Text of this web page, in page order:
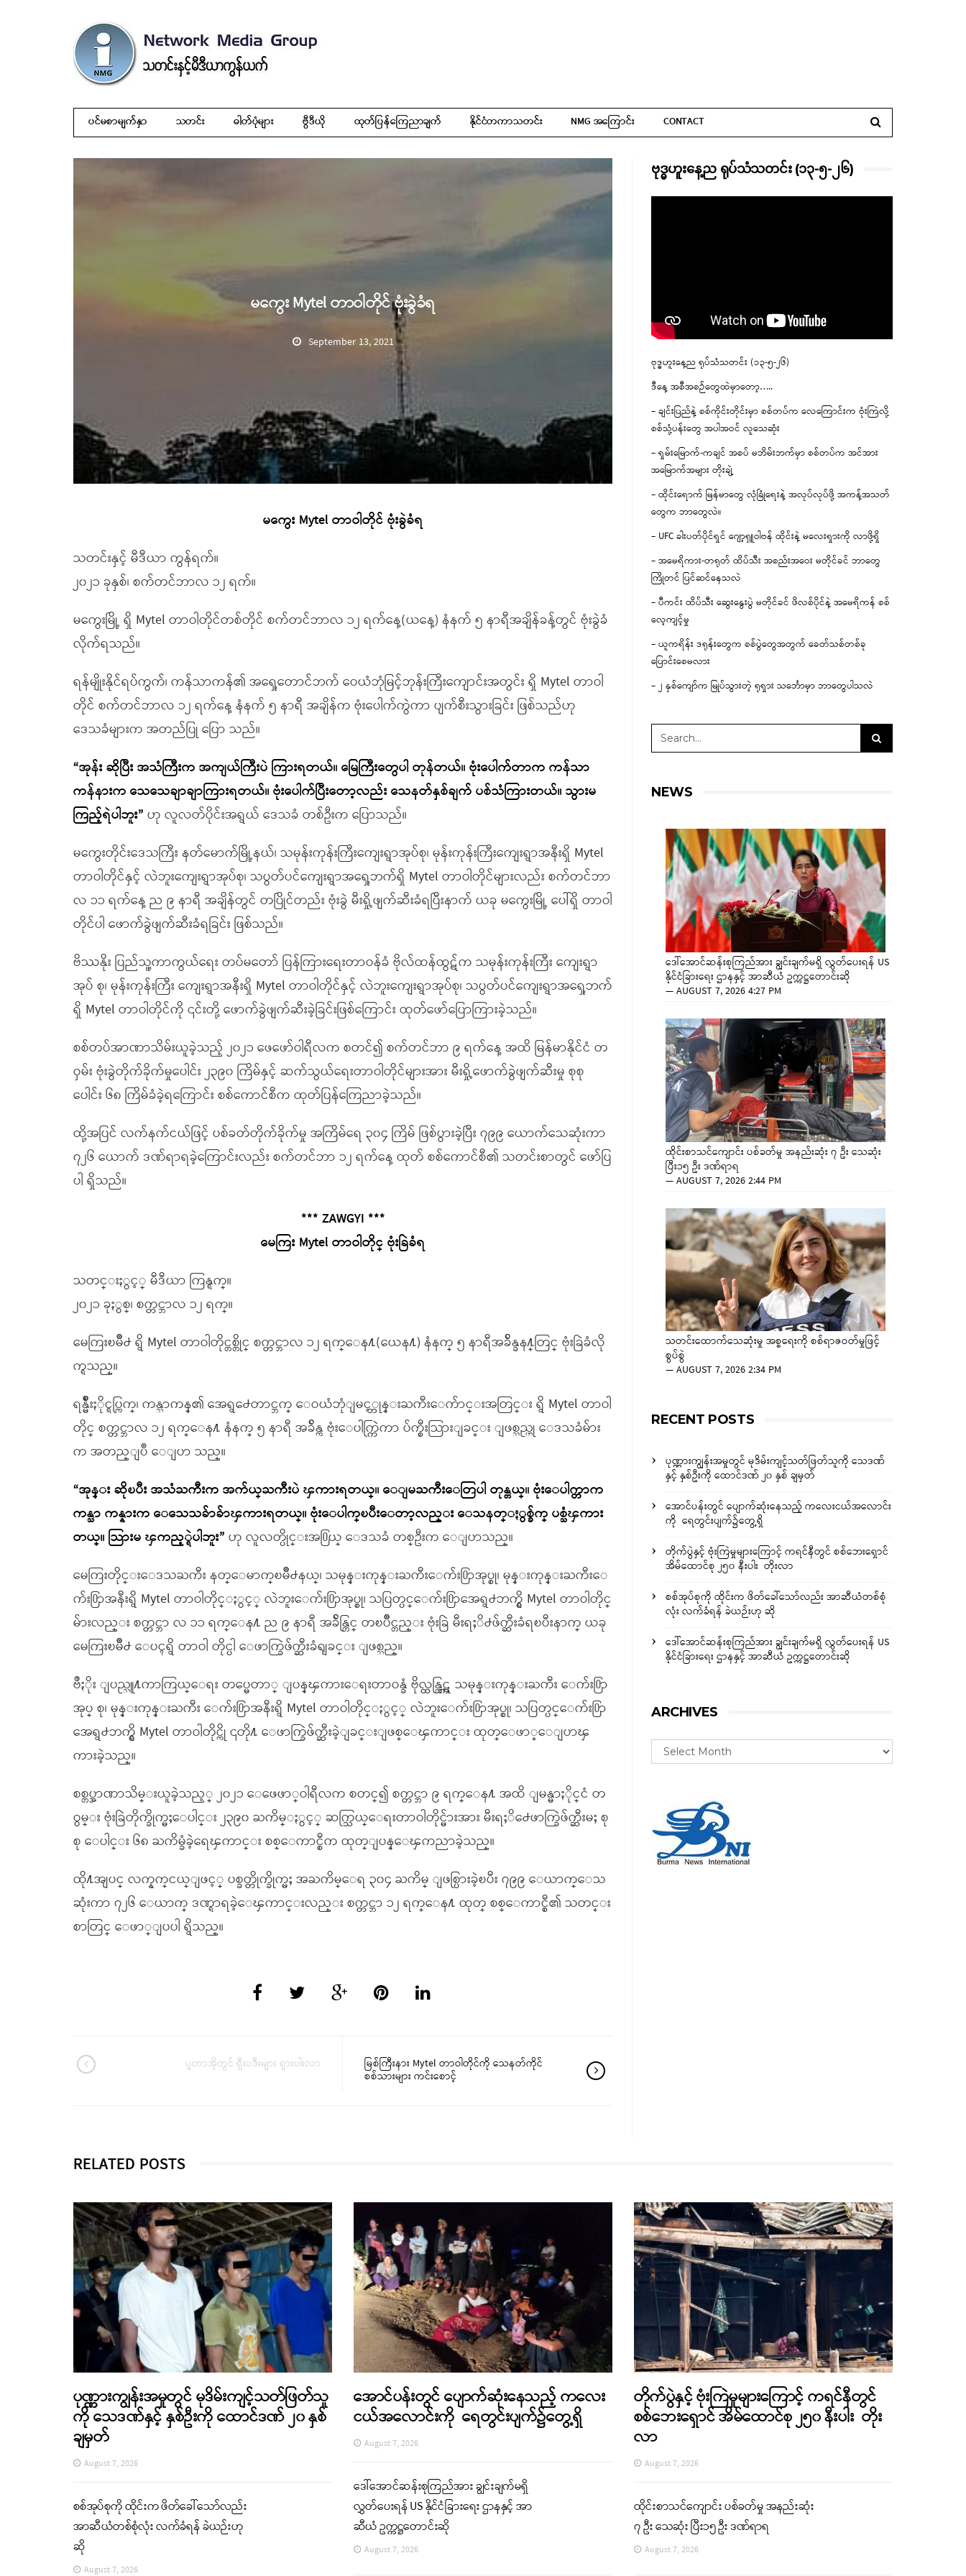
ပင်မစာမျက်နှာ သတင်း ဓါတ်ပုံများ ဗွီဒီယို ထုတ်ပြန်ကြေညာချက် နိုင်ငံတကာသတင်း NMG အကြောင်း CONTACT
မကွေး Mytel တာဝါတိုင် ဗုံးခွဲခံရ
September 13, 2021
မကွေး Mytel တာဝါတိုင် ဗုံးခွဲခံရ
သတင်းနှင့် မီဒီယာ ကွန်ရက်။
၂၀၂၁ ခုနှစ်၊ စက်တင်ဘာလ ၁၂ ရက်။
မကွေးမြို့ ရှိ Mytel တာဝါတိုင်တစ်တိုင် စက်တင်ဘာလ ၁၂ ရက်နေ့(ယနေ့) နံနက် ၅ နာရီအချိန်ခန့်တွင် ဗုံးခွဲခံ
လိုက်ရသည်။
ရန်မျိုးနိုင်ရပ်ကွက်၊ ကန်သာကန်၏ အရှေ့တောင်ဘက် ဝေယံဘုံမြင့်ဘုန်းကြီးကျောင်းအတွင်း ရှိ Mytel တာဝါ
တိုင် စက်တင်ဘာလ ၁၂ ရက်နေ့ နံနက် ၅ နာရီ အချိန်က ဗုံးပေါက်ကွဲကာ ပျက်စီးသွားခြင်း ဖြစ်သည်ဟု
ဒေသခံများက အတည်ပြု ပြော သည်။
“အုန်း ဆိုပြီး အသံကြီးက အကျယ်ကြီးပဲ ကြားရတယ်၊၊ မြေကြီးတွေပါ တုန်တယ်၊၊ ဗုံးပေါက်တာက ကန်သာ
ကန်နားက သေသေချာချာကြားရတယ်။ ဗုံးပေါက်ပြီးတော့လည်း သေနတ်နှစ်ချက် ပစ်သံကြားတယ်။ သွားမ
ကြည့်ရဲပါဘူး” ဟု လူလတ်ပိုင်းအရွယ် ဒေသခံ တစ်ဦးက ပြောသည်။
မကွေးတိုင်းဒေသကြီး နတ်မောက်မြို့နယ်၊ သမုန်းကုန်းကြီးကျေးရွာအုပ်စု၊ မုန်းကုန်းကြီးကျေးရွာအနီးရှိ Mytel
တာဝါတိုင်နှင့် လဲဘူးကျေးရွာအုပ်စု၊ သပွတ်ပင်ကျေးရွာအရှေ့ဘက်ရှိ Mytel တာဝါတိုင်များလည်း စက်တင်ဘာ
လ ၁၁ ရက်နေ့ ည ၉ နာရီ အချိန်တွင် တပြိုင်တည်း ဗုံးခွဲ မီးရှို့ဖျက်ဆီးခံရပြီးနာက် ယခု မကွေးမြို့ ပေါ်ရှိ တာဝါ
တိုင်ပါ ဖောက်ခွဲဖျက်ဆီးခံရခြင်း ဖြစ်သည်။
ဗိဿနိုး ပြည်သူ့ကာကွယ်ရေး တပ်မတော် ပြန်ကြားရေးတာဝန်ခံ ဗိုလ်ထန်ထွဋ်က သမုန်းကုန်းကြီး ကျေးရွာ
အုပ် စု၊ မုန်းကုန်းကြီး ကျေးရွာအနီးရှိ Mytel တာဝါတိုင်နှင့် လဲဘူးကျေးရွာအုပ်စု၊ သပွတ်ပင်ကျေးရွာအရှေ့ဘက်
ရှိ Mytel တာဝါတိုင်ကို ၎င်းတို့ ဖောက်ခွဲဖျက်ဆီးခဲ့ခြင်းဖြစ်ကြောင်း ထုတ်ဖော်ပြောကြားခဲ့သည်။
စစ်တပ်အာဏာသိမ်းယူခဲ့သည့် ၂၀၂၁ ဖေဖော်ဝါရီလက စတင်၍ စက်တင်ဘာ ၉ ရက်နေ့ အထိ မြန်မာနိုင်ငံ တ
ဝှမ်း ဗုံးခွဲတိုက်ခိုက်မှုပေါင်း ၂၃၉၀ ကြိမ်နှင့် ဆက်သွယ်ရေးတာဝါတိုင်များအား မီးရှို့ဖောက်ခွဲဖျက်ဆီးမှု စုစု
ပေါင်း ၆၈ ကြိမ်ခံခဲ့ရကြောင်း စစ်ကောင်စီက ထုတ်ပြန်ကြေညာခဲ့သည်။
ထို့အပြင် လက်နက်ငယ်ဖြင့် ပစ်ခတ်တိုက်ခိုက်မှု အကြိမ်ရေ ၃၀၄ ကြိမ် ဖြစ်ပွားခဲ့ပြီး ၇၉၉ ယောက်သေဆုံးကာ
၇၂၆ ယောက် ဒဏ်ရာရခဲ့ကြောင်းလည်း စက်တင်ဘာ ၁၂ ရက်နေ့ ထုတ် စစ်ကောင်စီ၏ သတင်းစာတွင် ဖော်ပြ
ပါ ရှိသည်။
*** ZAWGYI ***
မေကြး Mytel တာဝါတိုင္ ဗုံးခြဲခံရ
သတင္းႏွင့္ မီဒီယာ ကြန္ရက္။
၂၀၂၁ ခုႏွစ္၊ စက္တင္ဘာလ ၁၂ ရက္။
မေကြးၿမိဳ႕ ရွိ Mytel တာဝါတိုင္တစ္တိုင္ စက္တင္ဘာလ ၁၂ ရက္ေန႔(ယေန႔) နံနက္ ၅ နာရီအခ်ိန္ခန႔္တြင္ ဗုံးခြဲခံလို
က္ရသည္။
ရန္မ်ိဳးႏိုင္ရပ္ကြက္၊ ကန္သာကန္၏ အေရွ႕ေတာင္ဘက္ ေဝယံဘုံျမင့္ဘုန္းႀကီးေက်ာင္းအတြင္း ရွိ Mytel တာဝါ
တိုင္ စက္တင္ဘာလ ၁၂ ရက္ေန႔ နံနက္ ၅ နာရီ အခ်ိန္က ဗုံးေပါက္ကြဲကာ ပ်က္စီးသြားျခင္း ျဖစ္သည္ဟု ေဒသခံမ်ား
က အတည္ျပဳ ေျပာ သည္။
“အုန္း ဆိုၿပီး အသံႀကီးက အက်ယ္ႀကီးပဲ ၾကားရတယ္၊၊ ေျမႀကီးေတြပါ တုန္တယ္၊၊ ဗုံးေပါက္တာက
ကန္သာ ကန္နားက ေသေသခ်ာခ်ာၾကားရတယ္။ ဗုံးေပါက္ၿပီးေတာ့လည္း ေသနတ္ႏွစ္ခ်က္ ပစ္သံၾကား
တယ္။ သြားမ ၾကည့္ရဲပါဘူး” ဟု လူလတ္ပိုင္းအ႐ြယ္ ေဒသခံ တစ္ဦးက ေျပာသည္။
မေကြးတိုင္းေဒသႀကီး နတ္ေမာက္ၿမိဳ႕နယ္၊ သမုန္းကုန္းႀကီးေက်း႐ြာအုပ္စု၊ မုန္းကုန္းႀကီးေ
က်း႐ြာအနီးရွိ Mytel တာဝါတိုင္ႏွင့္ လဲဘူးေက်း႐ြာအုပ္စု၊ သပြတ္ပင္ေက်း႐ြာအေရွ႕ဘက္ရွိ Mytel တာဝါတိုင္
မ်ားလည္း စက္တင္ဘာ လ ၁၁ ရက္ေန႔ ည ၉ နာရီ အခ်ိန္တြင္ တၿပိဳင္တည္း ဗုံးခြဲ မီးရႈိ႕ဖ်က္ဆီးခံရၿပီးနာက္ ယခု
မေကြးၿမိဳ႕ ေပၚရွိ တာဝါ တိုင္ပါ ေဖာက္ခြဲဖ်က္ဆီးခံရျခင္း ျဖစ္သည္။
ဗိႆႏိုး ျပည္သူ႔ကာကြယ္ေရး တပ္မေတာ္ ျပန္ၾကားေရးတာဝန္ခံ ဗိုလ္ထန္ထြဋ္က သမုန္းကုန္းႀကီး ေက်း႐ြာ
အုပ္ စု၊ မုန္းကုန္းႀကီး ေက်း႐ြာအနီးရွိ Mytel တာဝါတိုင္ႏွင့္ လဲဘူးေက်း႐ြာအုပ္စု၊ သပြတ္ပင္ေက်း႐ြာ
အေရွ႕ဘက္ရွိ Mytel တာဝါတိုင္ကို ၎တို႔ ေဖာက္ခြဲဖ်က္ဆီးခဲ့ျခင္းျဖစ္ေၾကာင္း ထုတ္ေဖာ္ေျပာၾ
ကားခဲ့သည္။
စစ္တပ္အာဏာသိမ္းယူခဲ့သည့္ ၂၀၂၁ ေဖေဖာ္ဝါရီလက စတင္၍ စက္တင္ဘာ ၉ ရက္ေန႔ အထိ ျမန္မာႏိုင္ငံ တ
ဝွမ္း ဗုံးခြဲတိုက္ခိုက္မႈေပါင္း ၂၃၉၀ ႀကိမ္ႏွင့္ ဆက္သြယ္ေရးတာဝါတိုင္မ်ားအား မီးရႈိ႕ေဖာက္ခြဲဖ်က္ဆီးမႈ စု
စု ေပါင္း ၆၈ ႀကိမ္ခံခဲ့ရေၾကာင္း စစ္ေကာင္စီက ထုတ္ျပန္ေၾကညာခဲ့သည္။
ထို႔အျပင္ လက္နက္ငယ္ျဖင့္ ပစ္ခတ္တိုက္ခိုက္မႈ အႀကိမ္ေရ ၃၀၄ ႀကိမ္ ျဖစ္ပြားခဲ့ၿပီး ၇၉၉ ေယာက္ေသ
ဆုံးကာ ၇၂၆ ေယာက္ ဒဏ္ရာရခဲ့ေၾကာင္းလည္း စက္တင္ဘာ ၁၂ ရက္ေန႔ ထုတ္ စစ္ေကာင္စီ၏ သတင္း
စာတြင္ ေဖာ္ျပပါ ရွိသည္။
ပူတာအိုတွင် ရှီးပဒီးများ ရှားပါးလာ မြစ်ကြီးနား Mytel တာဝါတိုင်ကို သေနတ်ကိုင်
စစ်သားများ ကင်းစောင့်
ဗုဒ္ဓဟူးနေ့ည ရုပ်သံသတင်း (၁၃-၅-၂၆)
ဗုဒ္ဓဟူးနေ့ည ရုပ်သံသတင်း (၁၃-၅-၂၆)
ဒီနေ့ အစီအစဉ်တွေထဲမှာတော့…..
– ချင်းပြည်နဲ့ စစ်ကိုင်းတိုင်းမှာ စစ်တပ်က လေကြောင်းက ဗုံးကြဲလို့
စစ်သုံ့ပန်းတွေ အပါအဝင် လူသေဆုံး
– ရှမ်းမြောက်-ကချင် အစပ် မဘိမ်းဘက်မှာ စစ်တပ်က အင်အား
အမြောက်အများ တိုးချဲ့
– ထိုင်းရောက် မြန်မာတွေ လုံခြုံရေးနဲ့ အလုပ်လုပ်ဖို့ အကန့်အသတ်
တွေက ဘာတွေလဲ။
– UFC ခါးပတ်ပိုင်ရှင် ဂျော့ရှူဝါဗန် ထိုင်းနဲ့ မလေးရှားကို လာဖို့ရှိ
– အမေရိကား-တရုတ် ထိပ်သီး အစည်းအဝေး မတိုင်ခင် ဘာတွေ
ကြိုတင် ပြင်ဆင်နေသလဲ
– ပီကင်း ထိပ်သီး ဆွေးနွေးပွဲ မတိုင်ခင် ဖိလစ်ပိုင်နဲ့ အမေရိကန် စစ်
လေ့ကျင့်မှု
– ယူကရိန်း ဒရုန်းတွေက စစ်ပွဲတွေအတွက် ခေတ်သစ်တစ်ခု
ပြောင်းစေမလား
– ၂ နှစ်ကျော်က မြုပ်သွားတဲ့ ရုရှား သင်္ဘောမှာ ဘာတွေပါသလဲ
NEWS
ဒေါ်အောင်ဆန်းစုကြည်အား ချွင်းချက်မရှိ လွှတ်ပေးရန် US
နိုင်ငံခြားရေး ဌာနနှင့် အာဆီယံ ဥက္ကဋ္ဌတောင်းဆို
—AUGUST 7, 2026 4:27 PM
ထိုင်းစာသင်ကျောင်း ပစ်ခတ်မှု အနည်းဆုံး ၇ ဦး သေဆုံး
ပြီး၁၅ ဦး ဒဏ်ရာရ
—AUGUST 7, 2026 2:44 PM
သတင်းထောက်သေဆုံးမှု အစ္စရေးကို စစ်ရာဇဝတ်မှုဖြင့်
စွပ်စွဲ
—AUGUST 7, 2026 2:34 PM
RECENT POSTS
ပုဏ္ဏားကျွန်းအမှုတွင် မုဒိမ်းကျင့်သတ်ဖြတ်သူကို သေဒဏ်
နှင့် နှစ်ဦးကို ထောင်ဒဏ် ၂၀ နှစ် ချမှတ်
အောင်ပန်းတွင် ပျောက်ဆုံးနေသည့် ကလေးငယ်အလောင်း
ကို ရေတွင်းပျက်၌တွေ့ရှိ
တိုက်ပွဲနှင့် ဗုံးကြဲမှုများကြောင့် ကရင်နီတွင် စစ်ဘေးရှောင်
အိမ်ထောင်စု ၂၅၀ နီးပါး တိုးလာ
စစ်အုပ်စုကို ထိုင်းက ဖိတ်ခေါ်သော်လည်း အာဆီယံတစ်စုံ
လုံး လက်ခံရန် ခဲယဉ်းဟု ဆို
ဒေါ်အောင်ဆန်းစုကြည်အား ချွင်းချက်မရှိ လွှတ်ပေးရန် US
နိုင်ငံခြားရေး ဌာနနှင့် အာဆီယံ ဥက္ကဋ္ဌတောင်းဆို
ARCHIVES
RELATED POSTS
ပုဏ္ဏားကျွန်းအမှုတွင် မုဒိမ်းကျင့်သတ်ဖြတ်သူ
ကို သေဒဏ်နှင့် နှစ်ဦးကို ထောင်ဒဏ် ၂၀ နှစ်
ချမှတ်
August 7, 2026
စစ်အုပ်စုကို ထိုင်းက ဖိတ်ခေါ်သော်လည်း
အာဆီယံတစ်စုံလုံး လက်ခံရန် ခဲယဉ်းဟု
ဆို
August 7, 2026
အောင်ပန်းတွင် ပျောက်ဆုံးနေသည့် ကလေး
ငယ်အလောင်းကို ရေတွင်းပျက်၌တွေ့ရှိ
August 7, 2026
ဒေါ်အောင်ဆန်းစုကြည်အား ချွင်းချက်မရှိ
လွှတ်ပေးရန် US နိုင်ငံခြားရေး ဌာနနှင့် အာ
ဆီယံ ဥက္ကဋ္ဌတောင်းဆို
August 7, 2026
တိုက်ပွဲနှင့် ဗုံးကြဲမှုများကြောင့် ကရင်နီတွင်
စစ်ဘေးရှောင် အိမ်ထောင်စု ၂၅၀ နီးပါး တိုး
လာ
August 7, 2026
ထိုင်းစာသင်ကျောင်း ပစ်ခတ်မှု အနည်းဆုံး
၇ ဦး သေဆုံး ပြီး၁၅ ဦး ဒဏ်ရာရ
August 7, 2026